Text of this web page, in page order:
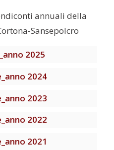
annuali della
Sansepolcro
2025
2024
2023
2022
2021